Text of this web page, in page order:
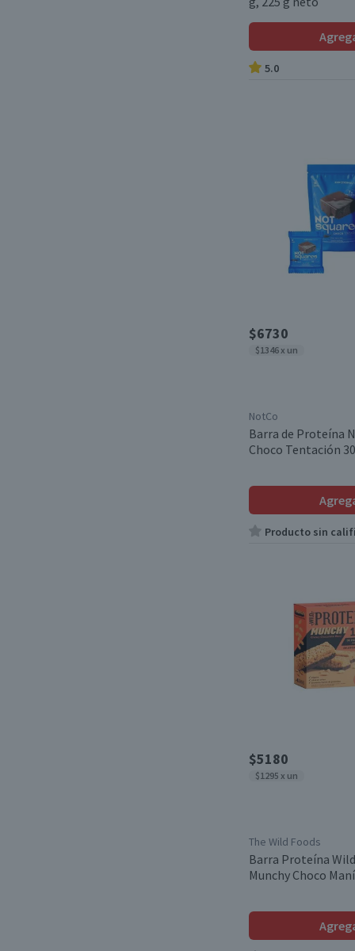
5.0
$6730
$1346 x un
NotCo
Barra de Proteína
Choco Tentación
Producto sin
$5180
$1295 x un
The Wild Foods
Barra Proteína
Munchy Choco